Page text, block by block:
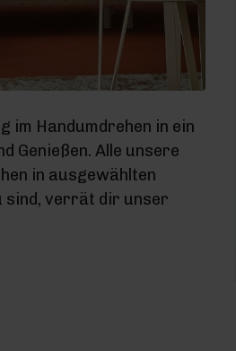
im Handumdrehen in ein
Genießen. Alle unsere
in ausgewählten
sind, verrät dir unser